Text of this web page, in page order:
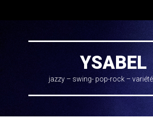
TO
YSABEL
jazzy – swing- pop-rock –